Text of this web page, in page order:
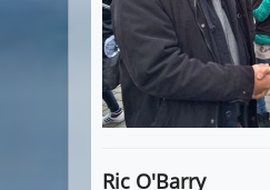
Ric O'Barry